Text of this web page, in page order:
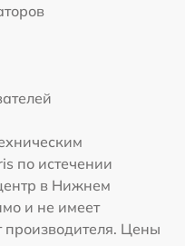
по истечении
в Нижнем
и не имеет
Цены